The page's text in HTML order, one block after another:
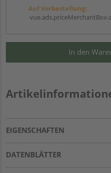
Auf Vorbestellung:
In den
EIGENSCHAFTEN
DATENBLÄTTER